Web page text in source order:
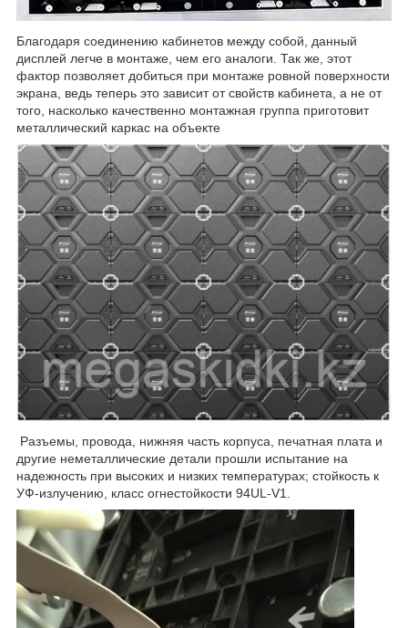
Благодаря соединению кабинетов между собой, данный
дисплей легче в монтаже, чем его аналоги. Так же, этот
фактор позволяет добиться при монтаже ровной поверхности
экрана, ведь теперь это зависит от свойств кабинета, а не от
того, насколько качественно монтажная группа приготовит
металлический каркас на объекте
Разъемы, провода, нижняя часть корпуса, печатная плата и
другие неметаллические детали прошли испытание на
надежность при высоких и низких температурах; стойкость к
УФ-излучению, класс огнестойкости 94UL-V1.